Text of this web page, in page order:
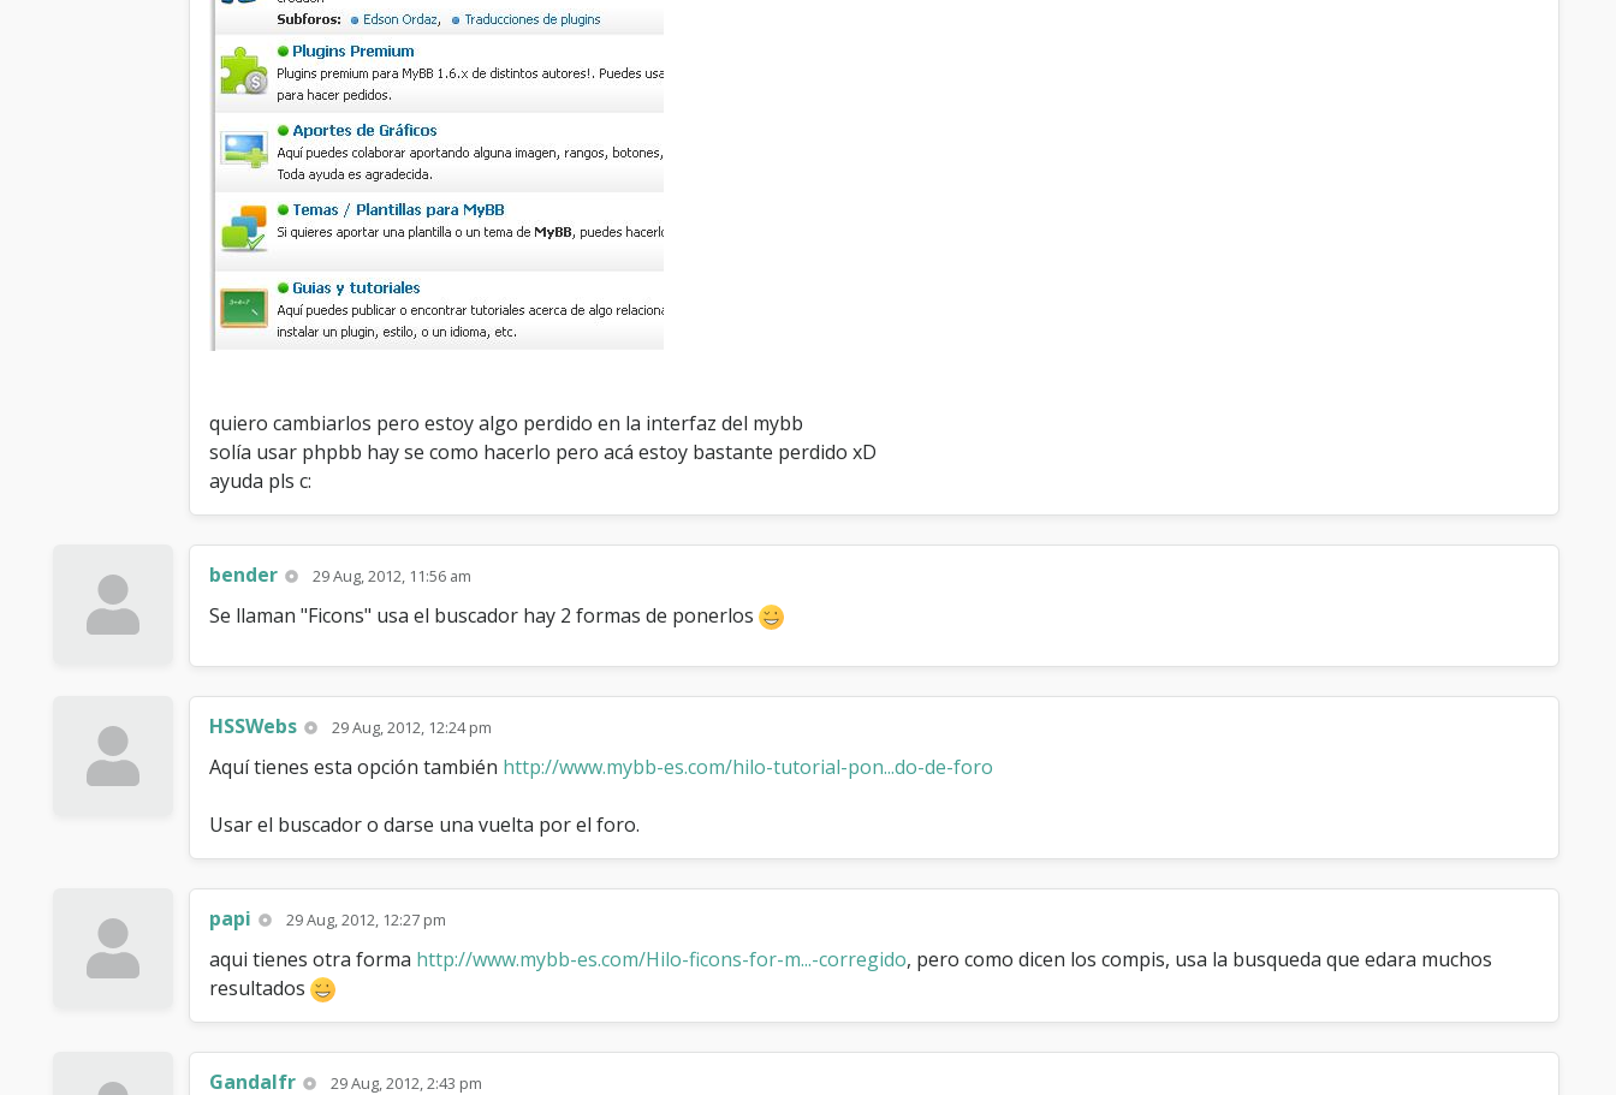
quiero cambiarlos pero estoy algo perdido en la interfaz del mybb
solía usar phpbb hay se como hacerlo pero acá estoy bastante perdido xD
ayuda pls c:
bender 29 Aug, 2012, 11:56 am
Se llaman "Ficons" usa el buscador hay 2 formas de ponerlos
HSSWebs 29 Aug, 2012, 12:24 pm
Aquí tienes esta opción también http://www.mybb-es.com/hilo-tutorial-pon...do-de-foro
Usar el buscador o darse una vuelta por el foro.
papi 29 Aug, 2012, 12:27 pm
aqui tienes otra forma http://www.mybb-es.com/Hilo-ficons-for-m...-corregido, pero como dicen los compis, usa la busqueda que edara muchos
resultados
Gandalfr 29 Aug, 2012, 2:43 pm